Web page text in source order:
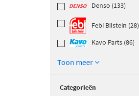
Denso (133)
Febi Bilstein (28)
Kavo Parts (86)
Toon meer
Categorieën